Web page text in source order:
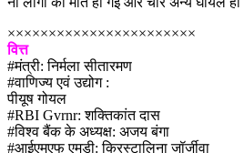
×××××××××××××××××××××××
वित्त
#मंत्री: निर्मला सीतारमण
#वाणिज्य एवं उद्योग :
पीयूष गोयल
#RBI Gvrnr: शक्तिकांत दास
#विश्व बैंक के अध्यक्ष: अजय बंगा
#आईएमएफ एमडी: क्रिस्टालिना जॉर्जीवा